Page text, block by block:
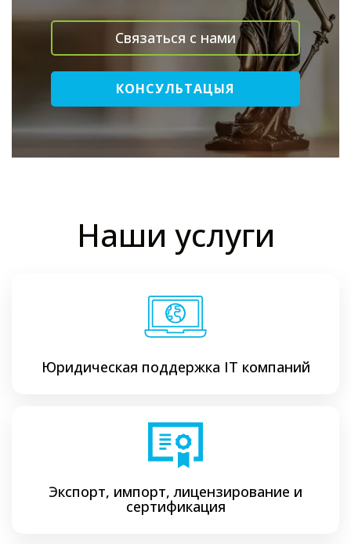
Связаться с нами
КОНСУЛЬТАЦЫЯ
Наши услуги
Юридическая поддержка ІТ компаний
Экспорт, импорт, лицензирование и
сертификация